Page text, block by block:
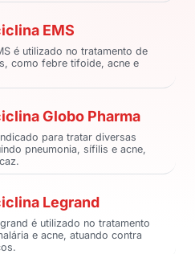
EMS
é utilizado no tratamento de
como febre tifoide, acne e
Globo Pharma
para tratar diversas
pneumonia, sífilis e acne,
Legrand
é utilizado no tratamento
e acne, atuando contra